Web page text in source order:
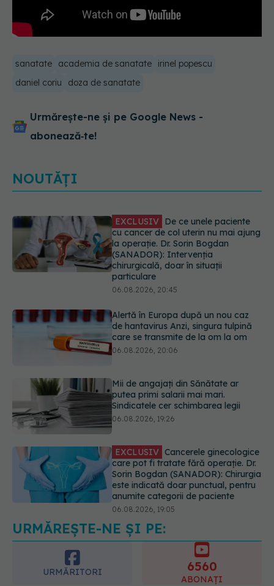
sanatate academia de sanatate
irinel popescu
daniel coriu
doza de sanatate
Urmărește-ne și pe Google News -
abonează‑te!
NOUTĂȚI
EXCLUSIV De ce unele paciente
cu cancer de col uterin nu mai ajung
la operație. Dr. Sorin Bogdan
(SANADOR): Intervenția
chirurgicală, doar în situații
particulare
06.08.2026, 20:45
Alertă în Europa după un nou caz
de hantavirus Anzi, singura tulpină
care se transmite de la om la om
06.08.2026, 20:06
Mii de angajați din Sănătate ar
putea primi salarii mai mari.
Sindicatele cer schimbarea legii
06.08.2026, 19:26
EXCLUSIV Cancerele ginecologice
care pot fi tratate fără operație. Dr.
Sorin Bogdan (SANADOR): Chirurgia
este indicată doar punctual, pentru
anumite categorii de paciente
06.08.2026, 19:05
EXCLUSIV Brahiterapie vs
radioterapie externă în cancerul
ginecologic. Dr. Sorin Bogdan
(SANADOR) explică diferența și
cum acționează tratamentul
URMĂREȘTE-NE ȘI PE:
URMĂRITORI 6560
ABONAȚI